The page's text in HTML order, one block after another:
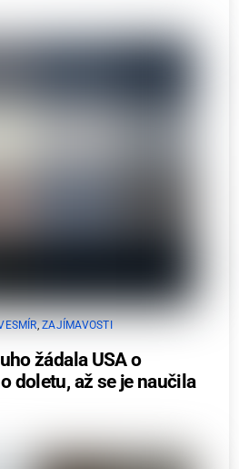
,ZAJÍMAVOSTI
žádala USA o
doletu, až se je naučila